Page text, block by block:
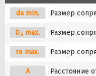
da min. Размер
Damax. Размер
ra max. Размер
A
Расстояние